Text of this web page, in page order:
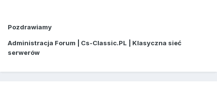
Pozdrawiamy
Administracja Forum | Cs-Classic.PL | Klasyczna sieć
serwerów